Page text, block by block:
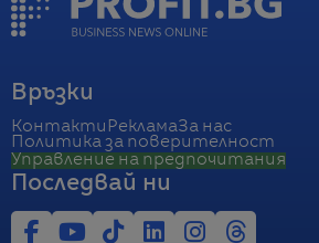
Връзки
Контакти РекламаЗа нас
Политика за поверителност
Управление на предпочитания
Последвай ни